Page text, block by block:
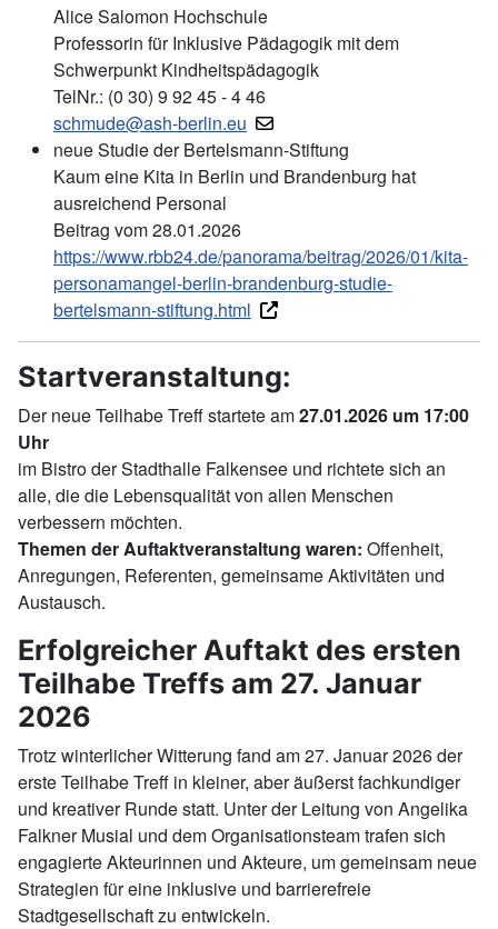
Alice Salomon Hochschule
Professorin für Inklusive Pädagogik mit dem
Schwerpunkt Kindheitspädagogik
TelNr.: (0 30) 9 92 45 - 4 46
schmude@ash-berlin.eu
neue Studie der Bertelsmann-Stiftung
Kaum eine Kita in Berlin und Brandenburg hat
ausreichend Personal
Beitrag vom 28.01.2026
https://www.rbb24.de/panorama/beitrag/2026/01/kita-
personamangel-berlin-brandenburg-studie-
bertelsmann-stiftung.html
Startveranstaltung:
Der neue Teilhabe Treff startete am27.01.2026 um 17:00
Uhr
im Bistro der Stadthalle Falkensee und richtete sich an
alle, die die Lebensqualität von allen Menschen
verbessern möchten.
Themen der Auftaktveranstaltung waren: Offenheit,
Anregungen, Referenten, gemeinsame Aktivitäten und
Austausch.
Erfolgreicher Auftakt des ersten
Teilhabe Treffs am 27. Januar
2026
Trotz winterlicher Witterung fand am 27. Januar 2026 der
erste Teilhabe Treff in kleiner, aber äußerst fachkundiger
und kreativer Runde statt. Unter der Leitung von Angelika
Falkner Musial und dem Organisationsteam trafen sich
engagierte Akteurinnen und Akteure, um gemeinsam neue
Strategien für eine inklusive und barrierefreie
Stadtgesellschaft zu entwickeln.